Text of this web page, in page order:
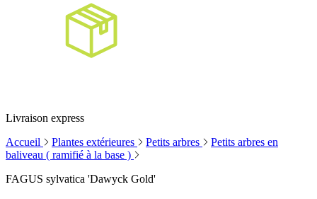
Livraison express
Accueil
Plantes extérieures Petits arbres
Petits arbres en
baliveau ( ramifié à la base )
FAGUS sylvatica 'Dawyck Gold'